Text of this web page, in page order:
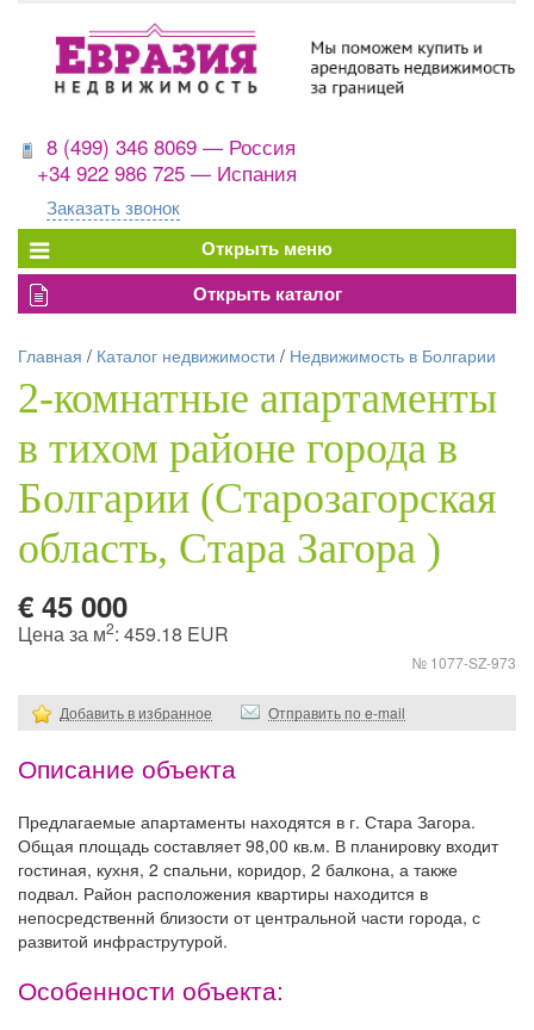
8 (499) 346 8069 — Россия
+34 922 986 725 — Испания
Заказать звонок
Главная / Каталог недвижимости / Недвижимость в Болгарии
2-комнатные апартаменты
в тихом районе города в
Болгарии (Старозагорская
область, Стара Загора )
€ 45 000
Цена за м2: 459.18 EUR
№ 1077-SZ-973
Добавить в избранное Отправить по e-mail
Описание объекта
Предлагаемые апартаменты находятся в г. Стара Загора.
Общая площадь составляет 98,00 кв.м. В планировку входит
гостиная, кухня, 2 спальни, коридор, 2 балкона, а также
подвал. Район расположения квартиры находится в
непосредственнй близости от центральной части города, с
развитой инфраструтурой.
Особенности объекта: